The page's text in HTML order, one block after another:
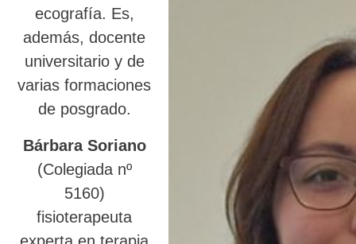
ecografía. Es,
además, docente
universitario y de
varias formaciones
de posgrado.
Bárbara Soriano
(Colegiada nº
5160)
fisioterapeuta